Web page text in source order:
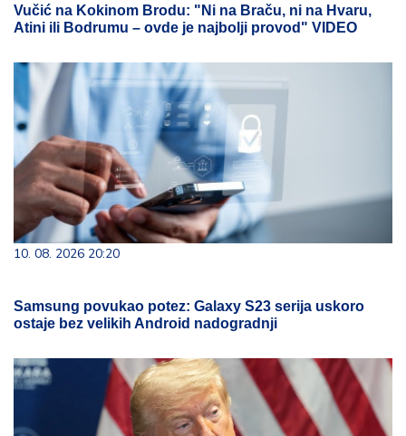
Vučić na Kokinom Brodu: "Ni na Braču, ni na Hvaru,
Atini ili Bodrumu – ovde je najbolji provod" VIDEO
10. 08. 2026 20:20
Samsung povukao potez: Galaxy S23 serija uskoro
ostaje bez velikih Android nadogradnji